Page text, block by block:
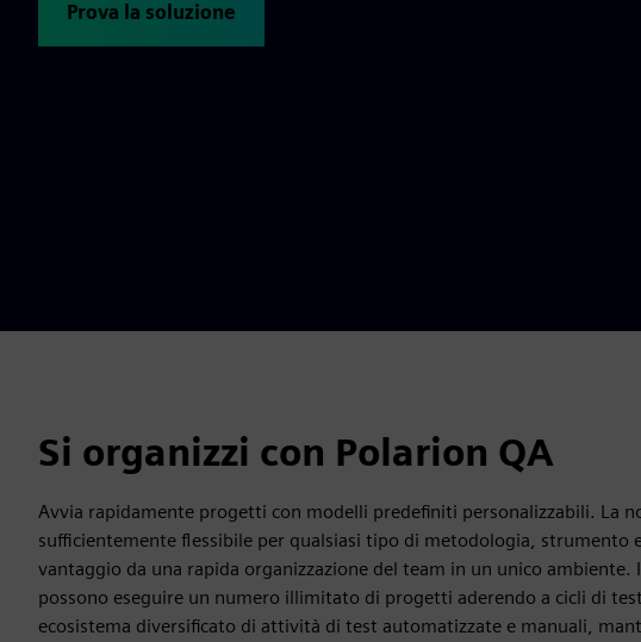
Prova la soluzione
Si organizzi con Polarion QA
Avvia rapidamente progetti con modelli predefiniti personalizzabili. La
sufficientemente flessibile per qualsiasi tipo di metodologia, strumento
vantaggio da una rapida organizzazione del team in un unico
possono eseguire un numero illimitato di progetti aderendo a cicli di
ecosistema diversificato di attività di test automatizzate e manuali,